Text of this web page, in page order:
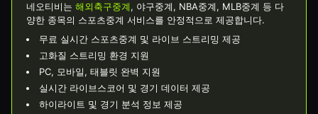
네오티비는 해외축구중계, 야구중계, NBA중계, MLB중계 등 다
양한 종목의 스포츠중계 서비스를 안정적으로 제공합니다.
무료 실시간 스포츠중계 및 라이브 스트리밍 제공
고화질 스트리밍 환경 지원
PC, 모바일, 태블릿 완벽 지원
실시간 라이브스코어 및 경기 데이터 제공
하이라이트 및 경기 분석 정보 제공